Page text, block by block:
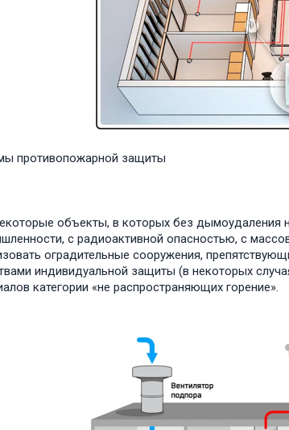
противопожарной защиты
объекты, в которых без дымоудаления
с радиоактивной опасностью, с
оградительные сооружения,
индивидуальной защиты (в некоторых
категории «не распространяющих горение».